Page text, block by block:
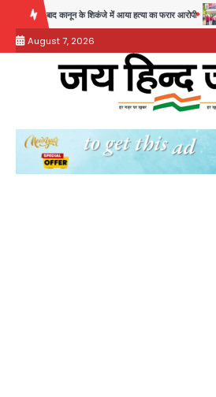
content
कानून के शिकंजे में आया हत्या का फरार आरोपी डबल
August 7, 2026